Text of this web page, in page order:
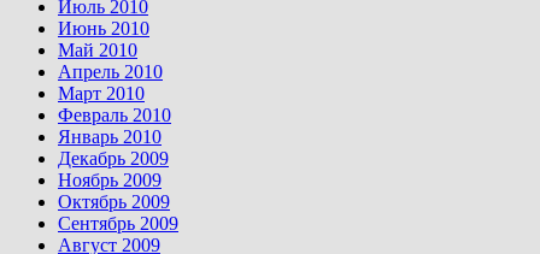
Июль 2010
Июнь 2010
Май 2010
Апрель 2010
Март 2010
Февраль 2010
Январь 2010
Декабрь 2009
Ноябрь 2009
Октябрь 2009
Сентябрь 2009
Август 2009